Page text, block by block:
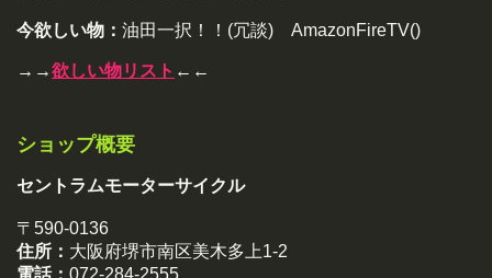
今欲しい物： 油田一択！！(冗談) AmazonFireTV()
→→欲しい物リスト ←←
ショップ概要
セントラムモーターサイクル
〒590-0136
住所： 大阪府堺市南区美木多上1-2
電話： 072-284-2555